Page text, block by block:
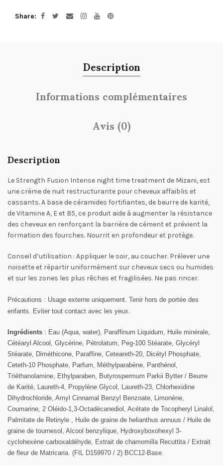
Share
Description
Informations complémentaires
Avis (0)
Description
Le Strength Fusion Intense night time treatment de Mizani, est
une crème de nuit restructurante pour cheveux affaiblis et
cassants. A base de céramides fortifiantes, de beurre de karité,
de Vitamine A, E et B5, ce produit aide à augmenter la résistance
des cheveux en renforçant la barrière de cément et prévient la
formation des fourches. Nourrit en profondeur et protège.
Conseil d’utilisation : Appliquer le soir, au coucher. Prélever une
noisette et répartir uniformément sur cheveux secs ou humides
et sur les zones les plus rêches et fragilisées. Ne pas rincer.
Précautions : Usage externe uniquement. Tenir hors de portée des
enfants. Eviter tout contact avec les yeux.
Ingrédients : Eau (Aqua, water), Paraffinum Liquidum, Huile minérale,
Cétéaryl Alcool, Glycérine, Pétrolatum, Peg-100 Stéarate, Glycéryl
Stéarate, Diméthicone, Paraffine, Ceteareth-20, Dicétyl Phosphate,
Ceteth-10 Phosphate, Parfum, Méthylparabène, Panthénol,
Triéthanolamine, Ethylparaben, Butyrospermum Parkii Bytter / Beurre
de Karité, Laureth-4, Propylène Glycol, Laureth-23, Chlorhexidine
Dihydrochloride, Amyl Cinnamal Benzyl Benzoate, Limonène,
Coumarine, 2 Oléido-1,3-Octadécanediol, Acétate de Tocopheryl Linalol,
Palmitate de Retinyle , Huile de graine de helianthus annuus / Huile de
graine de tournesol, Alcool benzylique, Hydroxyboxohexyl 3-
cyclohexène carboxaldéhyde, Extrait de chamomilla Recuttita / Extrait
de fleur de Matricaria. (FIL D159970 / 2) BCC12-Base.